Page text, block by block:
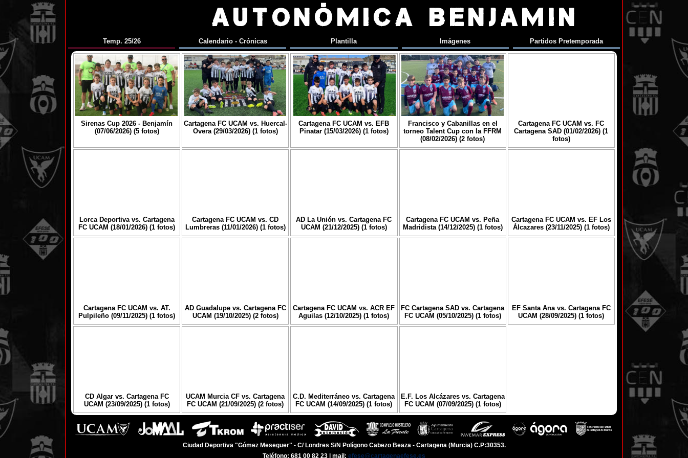
AUTONÓMICA BENJAMIN
Temp. 25/26 Calendario - Crónicas Plantilla Imágenes Partidos Pretemporada
Sirenas Cup 2026 - Benjamín
(07/06/2026) (5 fotos)
Cartagena FC UCAM vs. Huercal-
Overa (29/03/2026) (1 fotos)
Cartagena FC UCAM vs. EFB
Pinatar (15/03/2026) (1 fotos)
Francisco y Cabanillas en el
torneo Talent Cup con la FFRM
(08/02/2026) (2 fotos)
Cartagena FC UCAM vs. FC
Cartagena SAD (01/02/2026) (1
fotos)
Lorca Deportiva vs. Cartagena
FC UCAM (18/01/2026) (1 fotos)
Cartagena FC UCAM vs. CD
Lumbreras (11/01/2026) (1 fotos)
AD La Unión vs. Cartagena FC
UCAM (21/12/2025) (1 fotos)
Cartagena FC UCAM vs. Peña
Madridista (14/12/2025) (1 fotos)
Cartagena FC UCAM vs. EF Los
Álcazares (23/11/2025) (1 fotos)
Cartagena FC UCAM vs. AT.
Pulpileño (09/11/2025) (1 fotos)
AD Guadalupe vs. Cartagena FC
UCAM (19/10/2025) (2 fotos)
Cartagena FC UCAM vs. ACR EF
Aguilas (12/10/2025) (1 fotos)
FC Cartagena SAD vs. Cartagena
FC UCAM (05/10/2025) (1 fotos)
EF Santa Ana vs. Cartagena FC
UCAM (28/09/2025) (1 fotos)
CD Algar vs. Cartagena FC
UCAM (23/09/2025) (1 fotos)
UCAM Murcia CF vs. Cartagena
FC UCAM (21/09/2025) (2 fotos)
C.D. Mediterráneo vs. Cartagena
FC UCAM (14/09/2025) (1 fotos)
E.F. Los Alcázares vs. Cartagena
FC UCAM (07/09/2025) (1 fotos)
Ciudad Deportiva "Gómez Meseguer" - C/ Londres S/N Polígono Cabezo Beaza - Cartagena (Murcia) C.P:30353.
Teléfono: 681 00 82 23 | mail: efese@cartagenaefese.es